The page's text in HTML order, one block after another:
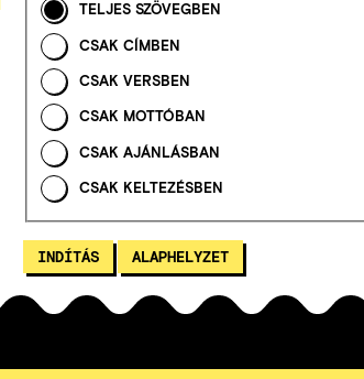
TELJES SZÖVEGBEN
CSAK CÍMBEN
CSAK VERSBEN
CSAK MOTTÓBAN
CSAK AJÁNLÁSBAN
CSAK KELTEZÉSBEN